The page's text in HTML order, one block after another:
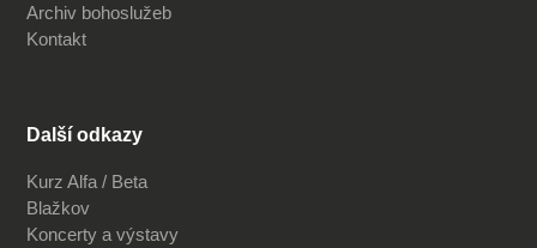
Archiv bohoslužeb
Kontakt
Další odkazy
Kurz Alfa / Beta
Blažkov
Koncerty a výstavy